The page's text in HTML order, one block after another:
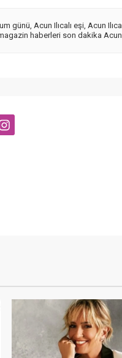
günü Acun Ilıcalı eşi Acun
haberleri son dakika Acun